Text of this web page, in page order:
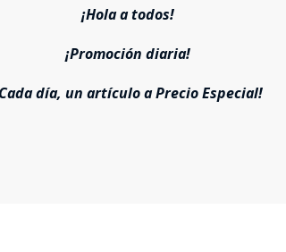
¡Hola a todos!
¡Promoción diaria!
día, un artículo a Precio Especial!